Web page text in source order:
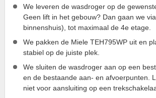
We leveren de wasdroger op de
Geen lift in het gebouw? Dan gaan we
binnenshuis), tot maximaal de 4e etage.
We pakken de Miele TEH795WP uit en
stabiel op de juiste plek.
We sluiten de wasdroger aan op een
en de bestaande aan- en afvoerpunten.
niet voor aansluiting op een